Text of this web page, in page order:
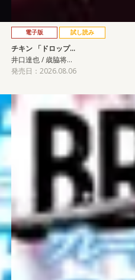
電子版 試し読み
チキン 「ドロップ…
井口達也 / 歳脇将…
発売日：2026.08.06